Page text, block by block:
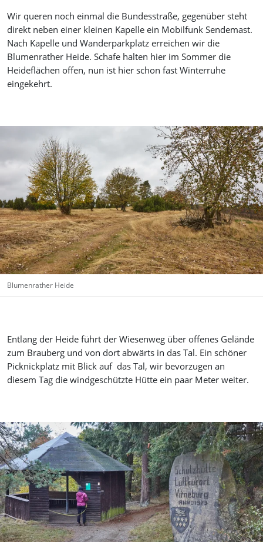
Wir queren noch einmal die Bundesstraße, gegenüber steht
direkt neben einer kleinen Kapelle ein Mobilfunk Sendemast.
Nach Kapelle und Wanderparkplatz erreichen wir die
Blumenrather Heide. Schafe halten hier im Sommer die
Heideflächen offen, nun ist hier schon fast Winterruhe
eingekehrt.
Blumenrather Heide
Entlang der Heide führt der Wiesenweg über offenes Gelände
zum Brauberg und von dort abwärts in das Tal. Ein schöner
Picknickplatz mit Blick auf das Tal, wir bevorzugen an
diesem Tag die windgeschützte Hütte ein paar Meter weiter.